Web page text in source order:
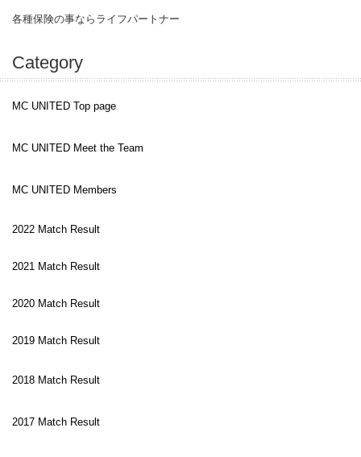
各種保険の事ならライフパートナー
Category
MC UNITED Top page
MC UNITED Meet the Team
MC UNITED Members
2022 Match Result
2021 Match Result
2020 Match Result
2019 Match Result
2018 Match Result
2017 Match Result